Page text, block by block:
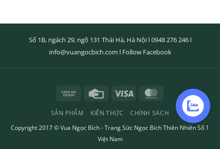
Số 1B, ngách 29, ngõ 131 Thái Hà, Hà Nội l0948 276 246l
info@vuangocbich.com l Follow Facebook
Cash
Pickup
Credit
Visa MasterCard
SẢN PHẨM KIẾN THỨC CHÍNH SÁCH
Copyright 2017 © Vua Ngọc Bích - Trang Sức Ngọc Bích Thiên Nhiên Số 1
Việt Nam
Liên hệ